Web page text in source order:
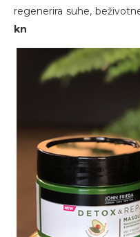
regenerira suhe,
kn